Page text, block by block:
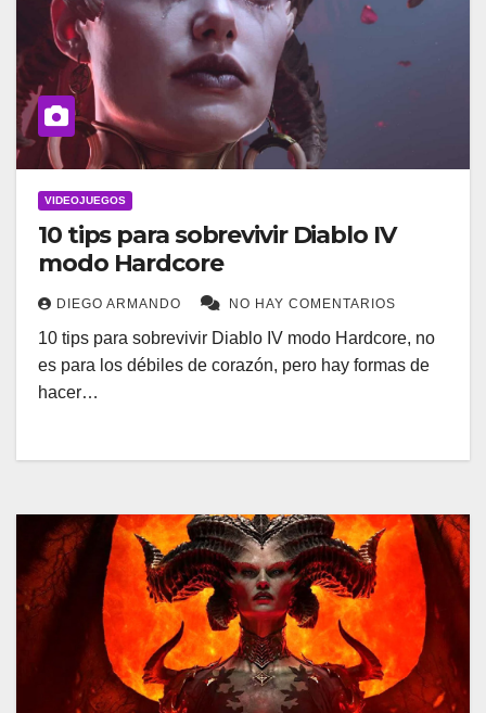
VIDEOJUEGOS
10 tips para sobrevivir Diablo IV
modo Hardcore
DIEGO ARMANDO NO HAY COMENTARIOS
10 tips para sobrevivir Diablo IV modo Hardcore, no
es para los débiles de corazón, pero hay formas de
hacer…